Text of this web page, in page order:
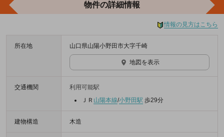
物件の詳細情報
情報の見方はこちら
所在地 山口県山陽小野田市大字千崎
地図を表示
交通機関
利用可能駅
ＪＲ 山陽本線/小野田駅 歩29分
建物構造 木造